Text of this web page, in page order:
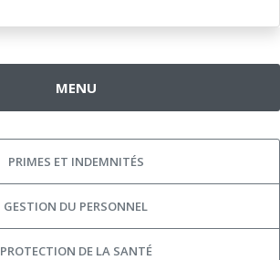
MENU
PRIMES ET INDEMNITÉS
GESTION DU PERSONNEL
PROTECTION DE LA SANTÉ